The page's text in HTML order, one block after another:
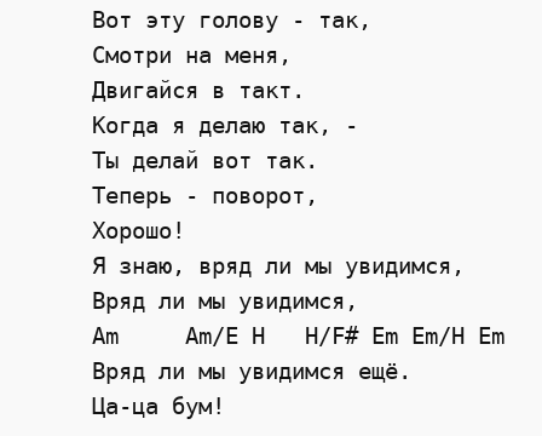
     Вот эту голову - так,
     Смотри на меня,
     Двигайся в такт.
     Когда я делаю так, -
     Ты делай вот так.
     Теперь - поворот,
     Хорошо!
     Я знаю, вряд ли мы увидимся,
     Вряд ли мы увидимся,
     Am     Am/E H   H/F# Em Em/H Em
     Вряд ли мы увидимся ещё.